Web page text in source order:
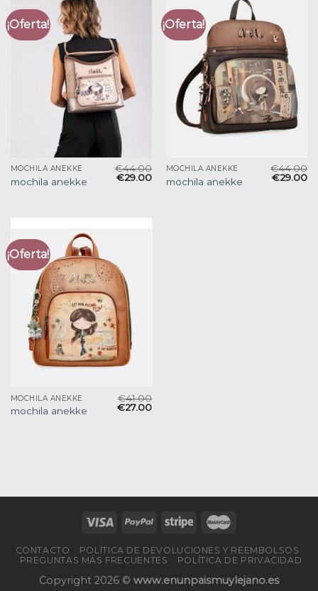
¡Oferta!
MOCHILA ANEKKE
mochila anekke
€44.00
€29.00
¡Oferta!
MOCHILA ANEKKE
mochila anekke
€44.00
€29.00
¡Oferta!
MOCHILA ANEKKE
mochila anekke
€41.00
€27.00
CONTACTO
POLÍTICA DE DEVOLUCIONES Y REEMBOLSOS
PREGUNTAS MÁS FRECUENTES
POLÍTICA DE PRIVACIDAD
Copyright 2026 © www.enunpaismuylejano.es